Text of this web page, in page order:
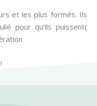
et les plus formés. Ils
pour qu’ils puissent(